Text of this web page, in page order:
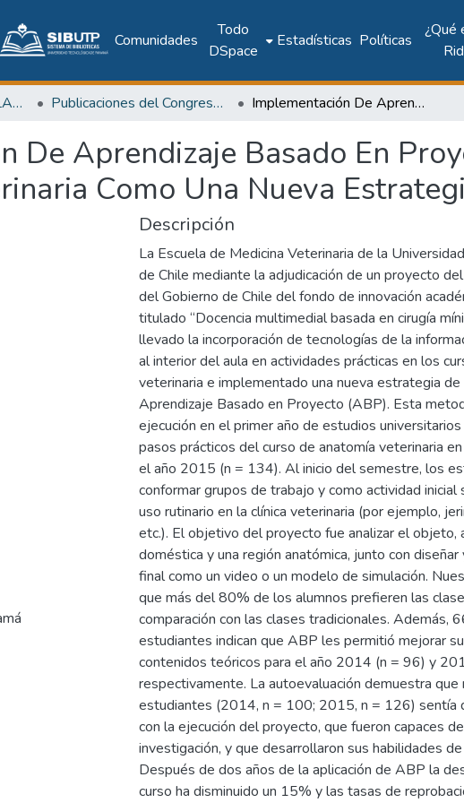
Comunidades
Todo
DSpace
Estadísticas Políticas
¿Qué
RedGuia / Congresos CLABES Publicaciones del Congreso Internacional CLABES Implementación De Aprendizaje Basado En Proyectos En Cursos De Anatomía Veterinaria Como Una Nueva Estrategia En Educación Médica
De Aprendizaje Basado En
Como Una Nueva
Descripción
La Escuela de Medicina Veterinaria de la
de Chile mediante la adjudicación de un proyecto
del Gobierno de Chile del fondo de innovación
titulado “Docencia multimedial basada en cirugía
llevado la incorporación de tecnologías de la
al interior del aula en actividades prácticas en los
veterinaria e implementado una nueva estrategia de
Aprendizaje Basado en Proyecto (ABP). Esta
ejecución en el primer año de estudios
pasos prácticos del curso de anatomía veterinaria
el año 2015 (n = 134). Al inicio del semestre, los
conformar grupos de trabajo y como actividad
uso rutinario en la clínica veterinaria (por ejemplo,
etc.). El objetivo del proyecto fue analizar el objeto,
doméstica y una región anatómica, junto con
final como un video o un modelo de simulación.
que más del 80% de los alumnos prefieren las
comparación con las clases tradicionales. Además,
estudiantes indican que ABP les permitió mejorar
contenidos teóricos para el año 2014 (n = 96) y
respectivamente. La autoevaluación demuestra
estudiantes (2014, n = 100; 2015, n = 126) sentía
con la ejecución del proyecto, que fueron capaces
investigación, y que desarrollaron sus habilidades
Después de dos años de la aplicación de ABP la
curso ha disminuido un 15% y las tasas de